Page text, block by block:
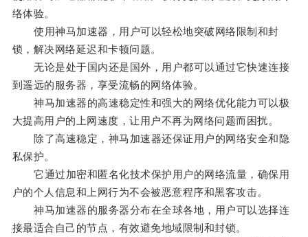
络体验。
使用神马加速器，用户可以轻松地突破网络限制和封
锁，解决网络延迟和卡顿问题。
无论是处于国内还是国外，用户都可以通过它快速连接
到遥远的服务器，享受流畅的网络体验。
神马加速器的高速稳定性和强大的网络优化能力可以极
大提高用户的上网速度，让用户不再为网络问题而困扰。
除了高速稳定，神马加速器还保证用户的网络安全和隐
私保护。
它通过加密和匿名化技术保护用户的网络流量，确保用
户的个人信息和上网行为不会被恶意程序和黑客攻击。
神马加速器的服务器分布在全球各地，用户可以选择连
接最适合自己的节点，有效避免地域限制和封锁。